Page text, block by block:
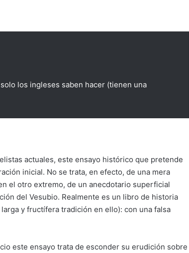
los ingleses saben hacer (tienen una
actuales, este ensayo histórico que pretende
inicial. No se trata, en efecto, de una mera
el otro extremo, de un anecdotario superficial
del Vesubio. Realmente es un libro de historia
y fructífera tradición en ello): con una falsa
este ensayo trata de esconder su erudición sobre